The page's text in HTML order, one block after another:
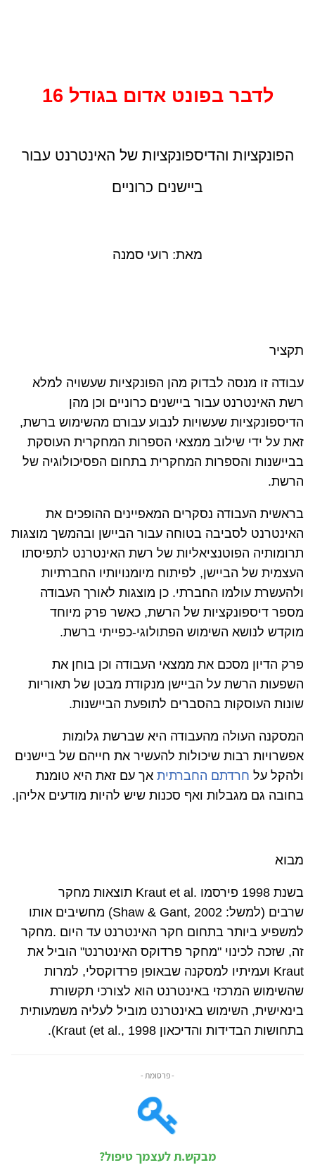
לדבר בפונט אדום בגודל 16
הפונקציות והדיספונקציות של האינטרנט עבור
ביישנים כרוניים
מאת: רועי סמנה
תקציר
עבודה זו מנסה לבדוק מהן הפונקציות שעשויה למלא
רשת האינטרנט עבור ביישנים כרוניים וכן מהן
הדיספונקציות שעשויות לנבוע עבורם מהשימוש ברשת,
זאת על ידי שילוב ממצאי הספרות המחקרית העוסקת
בביישנות והספרות המחקרית בתחום הפסיכולוגיה של
הרשת.
בראשית העבודה נסקרים המאפיינים ההופכים את
האינטרנט לסביבה בטוחה עבור הביישן ובהמשך מוצגות
תרומותיה הפוטנציאליות של רשת האינטרנט לתפיסתו
העצמית של הביישן, לפיתוח מיומנויותיו החברתיות
ולהעשרת עולמו החברתי. כן מוצגות לאורך העבודה
מספר דיספונקציות של הרשת, כאשר פרק מיוחד
מוקדש לנושא השימוש הפתולוגי-כפייתי ברשת.
פרק הדיון מסכם את ממצאי העבודה וכן בוחן את
השפעות הרשת על הביישן מנקודת מבטן של תאוריות
שונות העוסקות בהסברים לתופעת הביישנות.
המסקנה העולה מהעבודה היא שברשת גלומות
אפשרויות רבות שיכולות להעשיר את חייהם של ביישנים
ולהקל על חרדתם החברתית אך עם זאת היא טומנת
בחובה גם מגבלות ואף סכנות שיש להיות מודעים אליהן.
מבוא
בשנת 1998 פירסמו Kraut et al. תוצאות מחקר
שרבים (למשל: Shaw & Gant, 2002) מחשיבים אותו
למשפיע ביותר בתחום חקר האינטרנט עד היום .מחקר
זה, שזכה לכינוי "מחקר פרדוקס האינטרנט" הוביל את
Kraut ועמיתיו למסקנה שבאופן פרדוקסלי, למרות
שהשימוש המרכזי באינטרנט הוא לצורכי תקשורת
בינאישית, השימוש באינטרנט מוביל לעליה משמעותית
בתחושות הבדידות והדיכאון (Kraut (et al., 1998
.
- פרסומת -
מבקש.ת לעצמך טיפול?